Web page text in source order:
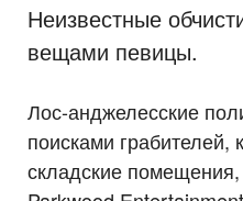
Неизвестные
вещами певицы.
Лос-анджелесские
поисками грабителей,
складские